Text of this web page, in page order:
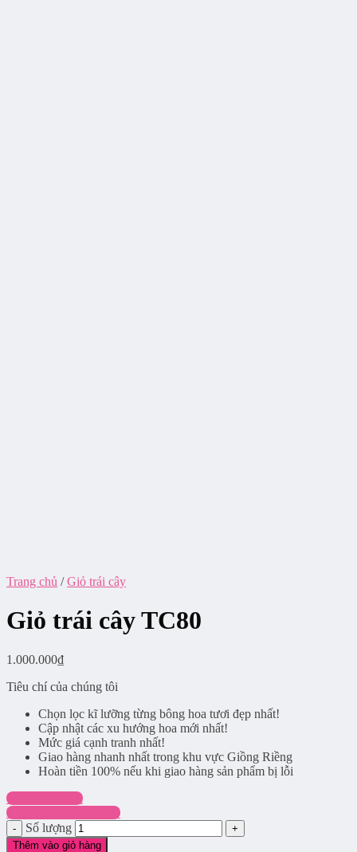
Trang chủ / Giỏ trái cây
Giỏ trái cây TC80
1.000.000₫
Tiêu chí của chúng tôi
Chọn lọc kĩ lưỡng từng bông hoa tươi đẹp nhất!
Cập nhật các xu hướng hoa mới nhất!
Mức giá cạnh tranh nhất!
Giao hàng nhanh nhất trong khu vực Giồng Riềng
Hoàn tiền 100% nếu khi giao hàng sản phẩm bị lỗi
Chat Facebook
Hotline: 0916.337.745
Số lượng
Thêm vào giỏ hàng